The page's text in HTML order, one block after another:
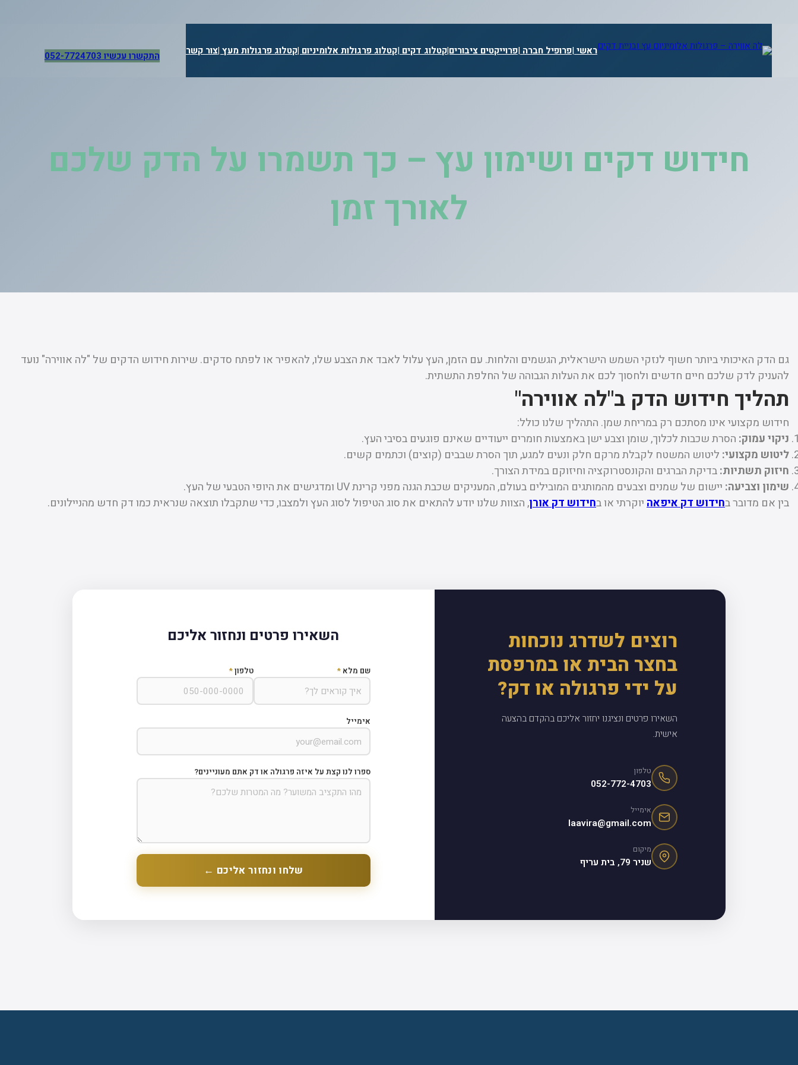
ראשי |פרופיל חברה |פרוייקטים ציבורים|קטלוג דקים |קטלוג פרגולות אלומיניום |קטלוג פרגולות מעץ |צור קשר התקשרו עכשיו 052-7724703
חידוש דקים ושימון עץ – כך תשמרו על הדק שלכם
לאורך זמן
גם הדק האיכותי ביותר חשוף לנזקי השמש הישראלית, הגשמים והלחות. עם הזמן, העץ עלול לאבד את הצבע שלו, להאפיר או לפתח סדקים. שירות חידוש הדקים של "לה אווירה" נועד
להעניק לדק שלכם חיים חדשים ולחסוך לכם את העלות הגבוהה של החלפת התשתית.
תהליך חידוש הדק ב"לה אווירה"
חידוש מקצועי אינו מסתכם רק במריחת שמן. התהליך שלנו כולל:
ניקוי עמוק: הסרת שכבות לכלוך, שומן וצבע ישן באמצעות חומרים ייעודיים שאינם פוגעים בסיבי העץ.
ליטוש מקצועי: ליטוש המשטח לקבלת מרקם חלק ונעים למגע, תוך הסרת שבבים (קוצים) וכתמים קשים.
חיזוק תשתיות:בדיקת הברגים והקונסטרוקציה וחיזוקם במידת הצורך.
שימון וצביעה: יישום של שמנים וצבעים מהמותגים המובילים בעולם, המעניקים שכבת הגנה מפני קרינת UV ומדגישים את היופי הטבעי של העץ.
בין אם מדובר בחידוש דק איפאהיוקרתי או בחידוש דק אורן, הצוות שלנו יודע להתאים את סוג הטיפול לסוג העץ ולמצבו, כדי שתקבלו תוצאה שנראית כמו דק חדש מהניילונים.
רוצים לשדרג נוכחות
בחצר הבית או במרפסת
על ידי פרגולה או דק?
השאירו פרטים ונציגנו יחזור אליכם בהקדם בהצעה
אישית.
טלפון
052-772-4703
אימייל
laavira@gmail.com
מיקום
שניר 79, בית עריף
השאירו פרטים ונחזור אליכם
שם מלא * טלפון*
אימייל
ספרו לנו קצת על איזה פרגולה או דק אתם מעוניינים?
שלחו ונחזור אליכם ←